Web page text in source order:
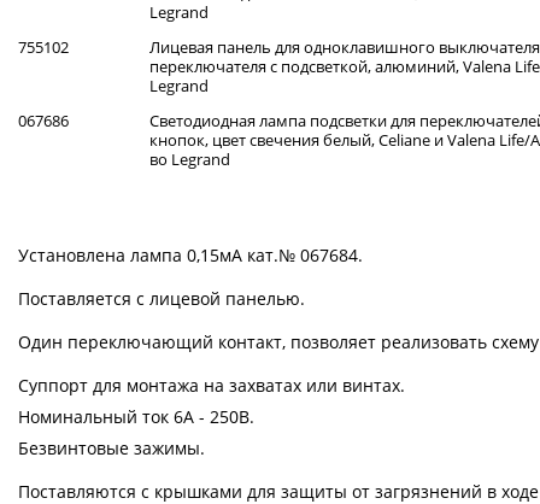
Legrand
755102
Лицевая панель для одноклавишного
переключателя с подсветкой, алюминий, Valena
Legrand
067686
Светодиодная лампа подсветки для
кнопок, цвет свечения белый, Celiane и Valena Life/
во Legrand
Установлена лампа 0,15мА кат.№ 067684.
Поставляется с лицевой панелью.
Один переключающий контакт, позволяет реализовать
Суппорт для монтажа на захватах или винтах.
Номинальный ток 6А - 250В.
Безвинтовые зажимы.
Поставляются с крышками для защиты от загрязнений в